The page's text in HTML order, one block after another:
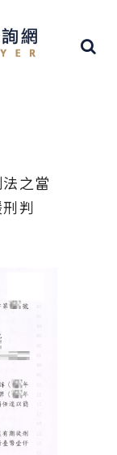
之當
判